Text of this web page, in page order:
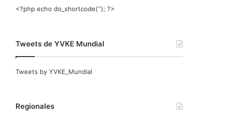
<?php echo do_shortcode(‘‘); ?>
Tweets de YVKE Mundial
Tweets by YVKE_Mundial
Regionales